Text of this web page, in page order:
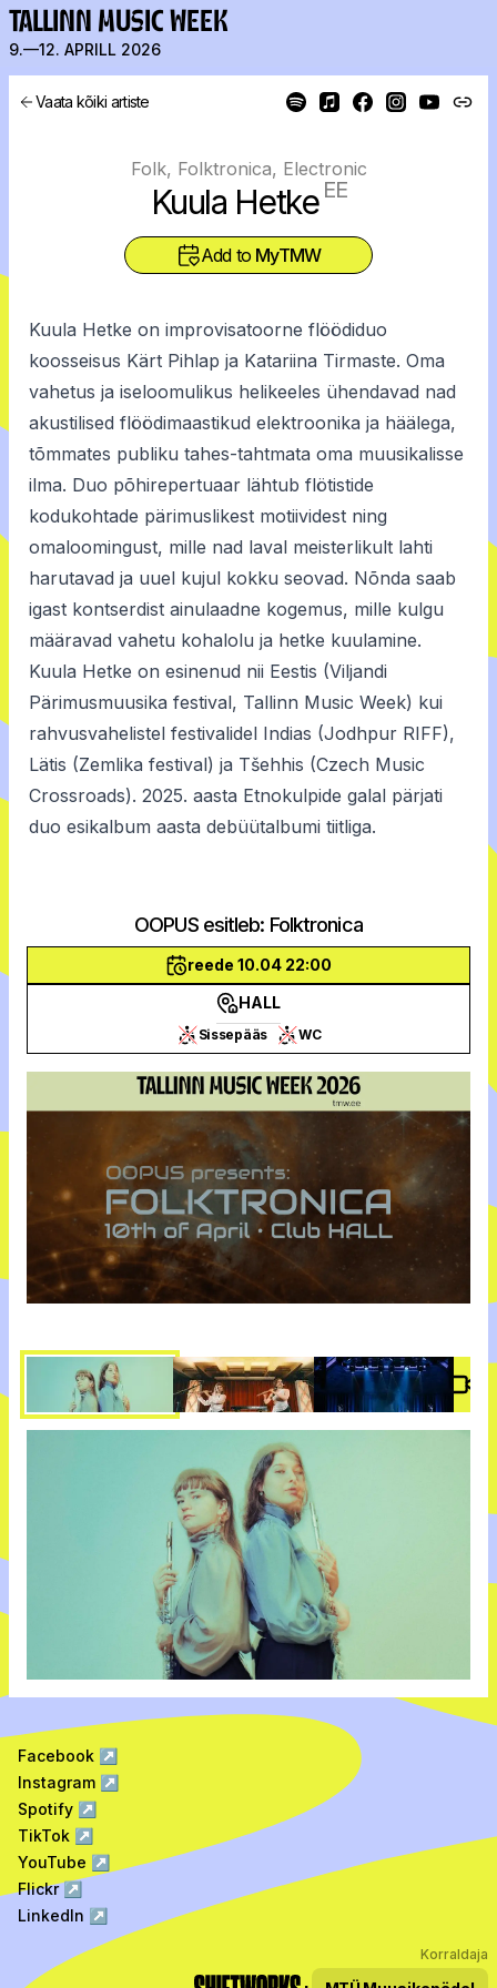
TALLINN MUSIC WEEK
9.—12. APRILL 2026
Vaata kõiki artiste
Folk, Folktronica, Electronic
Kuula Hetke EE
Add to MyTMW
Kuula Hetke on improvisatoorne flöödiduo
koosseisus Kärt Pihlap ja Katariina Tirmaste. Oma
vahetus ja iseloomulikus helikeeles ühendavad nad
akustilised flöödimaastikud elektroonika ja häälega,
tõmmates publiku tahes-tahtmata oma muusikalisse
ilma. Duo põhirepertuaar lähtub flötistide
kodukohtade pärimuslikest motiividest ning
omaloomingust, mille nad laval meisterlikult lahti
harutavad ja uuel kujul kokku seovad. Nõnda saab
igast kontserdist ainulaadne kogemus, mille kulgu
määravad vahetu kohalolu ja hetke kuulamine.
Kuula Hetke on esinenud nii Eestis (Viljandi
Pärimusmuusika festival, Tallinn Music Week) kui
rahvusvahelistel festivalidel Indias (Jodhpur RIFF),
Lätis (Zemlika festival) ja Tšehhis (Czech Music
Crossroads). 2025. aasta Etnokulpide galal pärjati
duo esikalbum aasta debüütalbumi tiitliga.
OOPUS esitleb: Folktronica
reede 10.04 22:00
HALL
Sissepääs WC
Facebook ↗
Instagram ↗
Spotify ↗
TikTok ↗
YouTube ↗
Flickr↗
LinkedIn ↗
Korraldaja